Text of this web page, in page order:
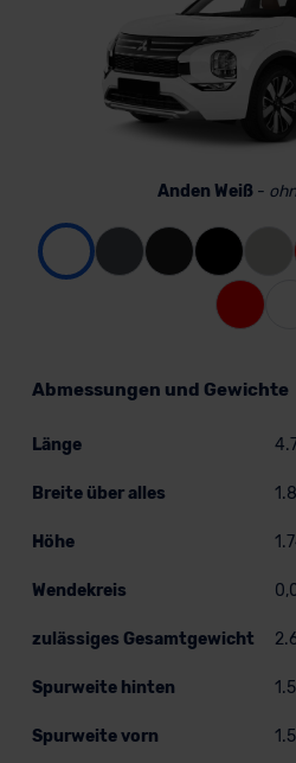
Anden Weiß-
Abmessungen und Gewichte
Länge
Breite über alles
Höhe
Wendekreis
zulässiges Gesamtgewicht
Spurweite hinten
Spurweite vorn